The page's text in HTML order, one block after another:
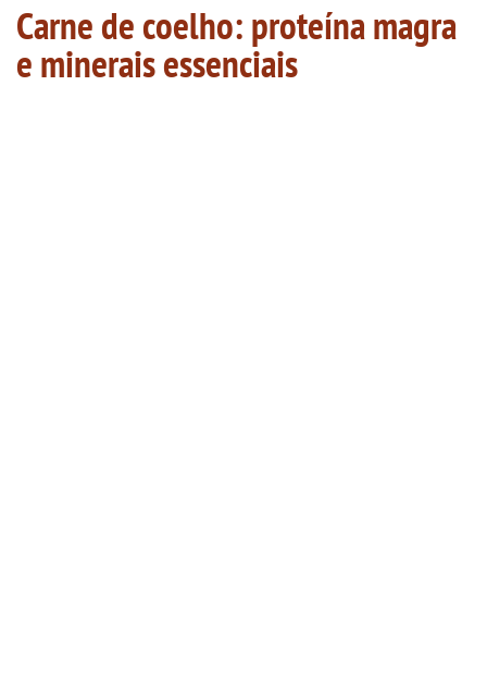
Carne de coelho: proteína magra
e minerais essenciais